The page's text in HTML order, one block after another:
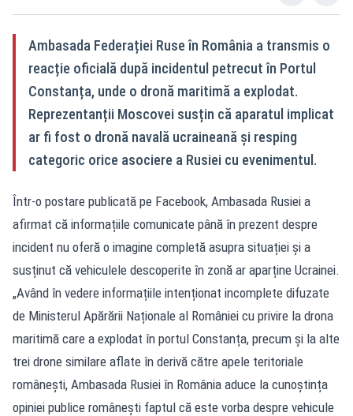
Ambasada Federației Ruse în România a transmis o
reacție oficială după incidentul petrecut în Portul
Constanța, unde o dronă maritimă a explodat.
Reprezentanții Moscovei susțin că aparatul implicat
ar fi fost o dronă navală ucraineană și resping
categoric orice asociere a Rusiei cu evenimentul.
Într-o postare publicată pe Facebook, Ambasada Rusiei a
afirmat că informațiile comunicate până în prezent despre
incident nu oferă o imagine completă asupra situației și a
susținut că vehiculele descoperite în zonă ar aparține Ucrainei.
„Având în vedere informațiile intenționat incomplete difuzate
de Ministerul Apărării Naționale al României cu privire la drona
maritimă care a explodat în portul Constanța, precum și la alte
trei drone similare aflate în derivă către apele teritoriale
românești, Ambasada Rusiei în România aduce la cunoștința
opiniei publice românești faptul că este vorba despre vehicule